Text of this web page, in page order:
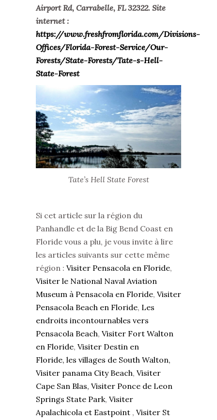
Airport Rd, Carrabelle, FL 32322. Site
internet :
https://www.freshfromflorida.com/Divisions-
Offices/Florida-Forest-Service/Our-
Forests/State-Forests/Tate-s-Hell-
State-Forest
Tate’s Hell State Forest
Si cet article sur la région du
Panhandle et de la Big Bend Coast en
Floride vous a plu, je vous invite à lire
les articles suivants sur cette même
région : Visiter Pensacola en Floride,
Visiter le National Naval Aviation
Museum à Pensacola en Floride, Visiter
Pensacola Beach en Floride, Les
endroits incontournables vers
Pensacola Beach, Visiter Fort Walton
en Floride, Visiter Destin en
Floride, les villages de South Walton,
Visiter panama City Beach, Visiter
Cape San Blas, Visiter Ponce de Leon
Springs State Park, Visiter
Apalachicola et Eastpoint , Visiter St